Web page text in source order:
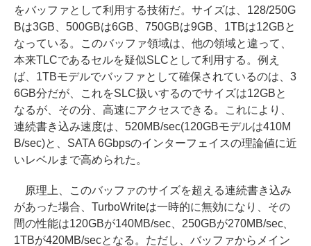
をバッファとして利用する技術だ。サイズは、128/250G
Bは3GB、500GBは6GB、750GBは9GB、1TBは12GBと
なっている。このバッファ領域は、他の領域と違って、
本来TLCであるセルを疑似SLCとして利用する。例え
ば、1TBモデルでバッファとして確保されているのは、3
6GB分だが、これをSLC扱いするのでサイズは12GBと
なるが、その分、高速にアクセスできる。これにより、
連続書き込み速度は、520MB/sec(120GBモデルは410M
B/sec)と、SATA 6Gbpsのインターフェイスの理論値に近
いレベルまで高められた。
原理上、このバッファのサイズを超える連続書き込み
があった場合、TurboWriteは一時的に無効になり、その
間の性能は120GBが140MB/sec、250GBが270MB/sec、
1TBが420MB/secとなる。ただし、バッファからメイン